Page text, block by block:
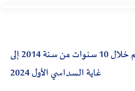
عدد قضاة الحكم خلال 10 سنوات من سنة 2014 إلى
غاية السداسي الأول 2024